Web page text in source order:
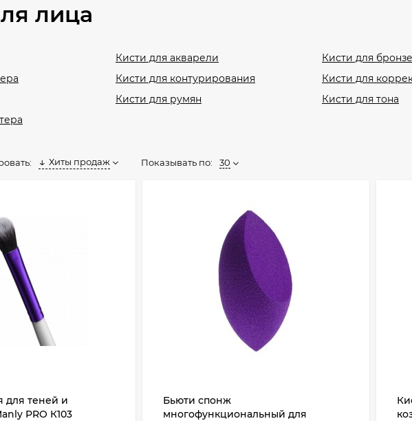
лица
Кисти для акварели
Кисти для
Кисти для контурирования
Кисти для
Кисти для румян
Кисти для тона
Хиты продаж Показывать по: 30
для теней и
PRO К103
Бьюти спонж
многофункциональный для